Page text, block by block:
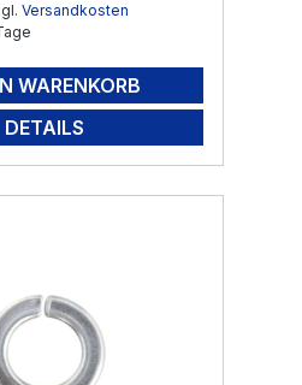
Versandkosten
WARENKORB
DETAILS